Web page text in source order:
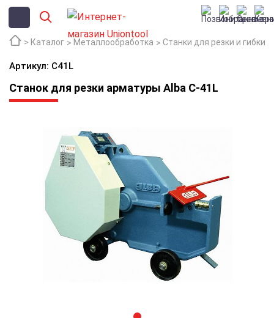
Каталог Металлообработка Станки для резки и гибки
Артикул: C41L
Станок для резки арматуры Alba C-41L